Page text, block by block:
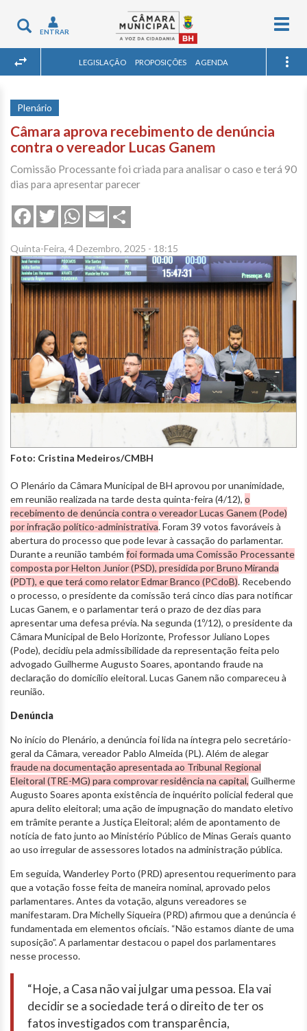
Toggle
navigation
ENTRAR
LEGISLAÇÃO PROPOSIÇÕES AGENDA
Plenário
Câmara aprova recebimento de denúncia
contra o vereador Lucas Ganem
Comissão Processante foi criada para analisar o caso e terá 90
dias para apresentar parecer
FacebookTwitterWhatsApp
Email
Quinta-Feira, 4 Dezembro, 2025 - 18:15
Foto: Cristina Medeiros/CMBH
O Plenário da Câmara Municipal de BH aprovou por unanimidade,
em reunião realizada na tarde desta quinta-feira (4/12), o
recebimento de denúncia contra o vereador Lucas Ganem (Pode)
por infração político-administrativa. Foram 39 votos favoráveis à
abertura do processo que pode levar à cassação do parlamentar.
Durante a reunião também foi formada uma Comissão Processante
composta por Helton Junior (PSD), presidida por Bruno Miranda
(PDT), e que terá como relator Edmar Branco (PCdoB). Recebendo
o processo, o presidente da comissão terá cinco dias para notificar
Lucas Ganem, e o parlamentar terá o prazo de dez dias para
apresentar uma defesa prévia. Na segunda (1º/12), o presidente da
Câmara Municipal de Belo Horizonte, Professor Juliano Lopes
(Pode), decidiu pela admissibilidade da representação feita pelo
advogado Guilherme Augusto Soares, apontando fraude na
declaração do domicílio eleitoral. Lucas Ganem não compareceu à
reunião.
Denúncia
No início do Plenário, a denúncia foi lida na íntegra pelo secretário-
geral da Câmara, vereador Pablo Almeida (PL). Além de alegar
fraude na documentação apresentada ao Tribunal Regional
Eleitoral (TRE-MG) para comprovar residência na capital, Guilherme
Augusto Soares aponta existência de inquérito policial federal que
apura delito eleitoral; uma ação de impugnação do mandato eletivo
em trâmite perante a Justiça Eleitoral; além de apontamento de
notícia de fato junto ao Ministério Público de Minas Gerais quanto
ao uso irregular de assessores lotados na administração pública.
Em seguida, Wanderley Porto (PRD) apresentou requerimento para
que a votação fosse feita de maneira nominal, aprovado pelos
parlamentares. Antes da votação, alguns vereadores se
manifestaram. Dra Michelly Siqueira (PRD) afirmou que a denúncia é
fundamentada em elementos oficiais. “Não estamos diante de uma
suposição”. A parlamentar destacou o papel dos parlamentares
nesse processo.
“Hoje, a Casa não vai julgar uma pessoa. Ela vai
decidir se a sociedade terá o direito de ter os
fatos investigados com transparência,